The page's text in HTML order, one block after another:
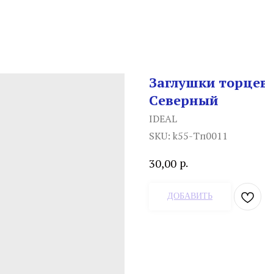
Заглушки
Северный
IDEAL
SKU: k55-Тп0011
30,00 р.
ДОБАВИТЬ